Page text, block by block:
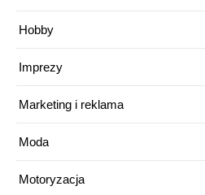
Hobby
Imprezy
Marketing i reklama
Moda
Motoryzacja